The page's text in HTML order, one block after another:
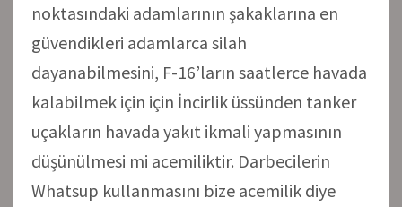
noktasındaki adamlarının şakaklarına en
güvendikleri adamlarca silah
dayanabilmesini, F-16’ların saatlerce havada
kalabilmek için için İncirlik üssünden tanker
uçakların havada yakıt ikmali yapmasının
düşünülmesi mi acemiliktir. Darbecilerin
Whatsup kullanmasını bize acemilik diye